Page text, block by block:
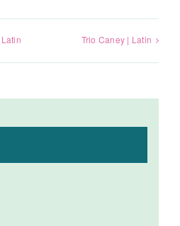
Trio Caney | Latin